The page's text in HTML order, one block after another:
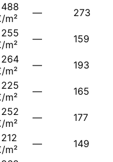
488
m²
— 273
255
m²
— 159
264
m²
— 193
225
m²
— 165
252
m²
— 177
212
m²
— 149